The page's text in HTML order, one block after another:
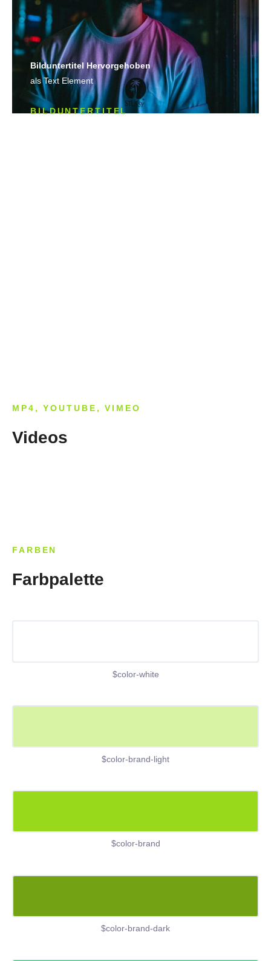
Bild­unter­titel Hervorgehoben
als Text Element
BILDUNTERTITEL
MP4, YOUTUBE, VIMEO
Videos
FARBEN
Farbpalette
$color-white
$color-brand-light
$color-brand
$color-brand-dark